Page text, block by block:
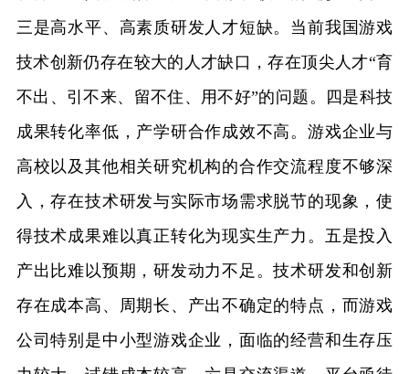
三是高水平、高素质研发人才短缺。当前我国游戏
技术创新仍存在较大的人才缺口，存在顶尖人才“育
不出、引不来、留不住、用不好”的问题。四是科技
成果转化率低，产学研合作成效不高。游戏企业与
高校以及其他相关研究机构的合作交流程度不够深
入，存在技术研发与实际市场需求脱节的现象，使
得技术成果难以真正转化为现实生产力。五是投入
产出比难以预期，研发动力不足。技术研发和创新
存在成本高、周期长、产出不确定的特点，而游戏
公司特别是中小型游戏企业，面临的经营和生存压